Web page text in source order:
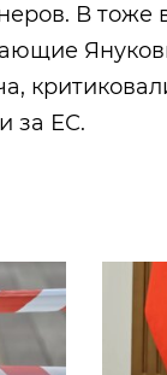
В тоже
за ЕС.